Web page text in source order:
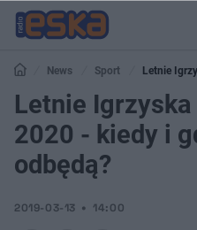
News Sport
Letnie
odbędą?
Letnie
2020 - kiedy i
odbędą?
2019-03-13 14:00